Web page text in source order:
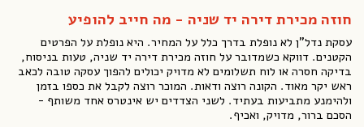
חוזה מכירת דירה יד שניה - מה חייב להופיע
עסקת נדל"ן לא נופלת בדרך כלל על המחיר. היא נופלת על הפרטים
הקטנים. דווקא כשמדובר על חוזה מכירת דירה יד שניה, טעות בניסוח,
בדיקה חסרה או לוח תשלומים לא מדויק יכולים להפוך עסקה טובה לכאב
ראש יקר מאוד. הקונה רוצה ודאות. המוכר רוצה לקבל את כספו בזמן
ולהימנע מתביעות בעתיד. לשני הצדדים יש אינטרס אחד משותף -
הסכם ברור, מדויק, ואכיף.